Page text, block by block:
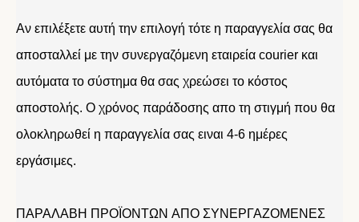
Αν επιλέξετε αυτή την επιλογή τότε η παραγγελία σας θα
αποσταλλεί με την συνεργαζόμενη εταιρεία courier και
αυτόματα το σύστημα θα σας χρεώσει το κόστος
αποστολής. Ο χρόνος παράδοσης απο τη στιγμή που θα
ολοκληρωθεί η παραγγελία σας ειναι 4-6 ημέρες
εργάσιμες.
ΠΑΡΑΛΑΒΗ ΠΡΟΪΟΝΤΩΝ ΑΠΟ ΣΥΝΕΡΓΑΖΟΜΕΝΕΣ